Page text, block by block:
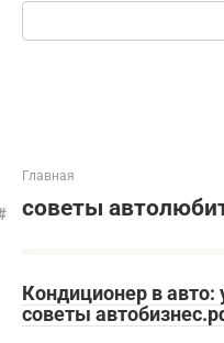
Поиск:
Главная
советы
Кондиционер в авто:
советы